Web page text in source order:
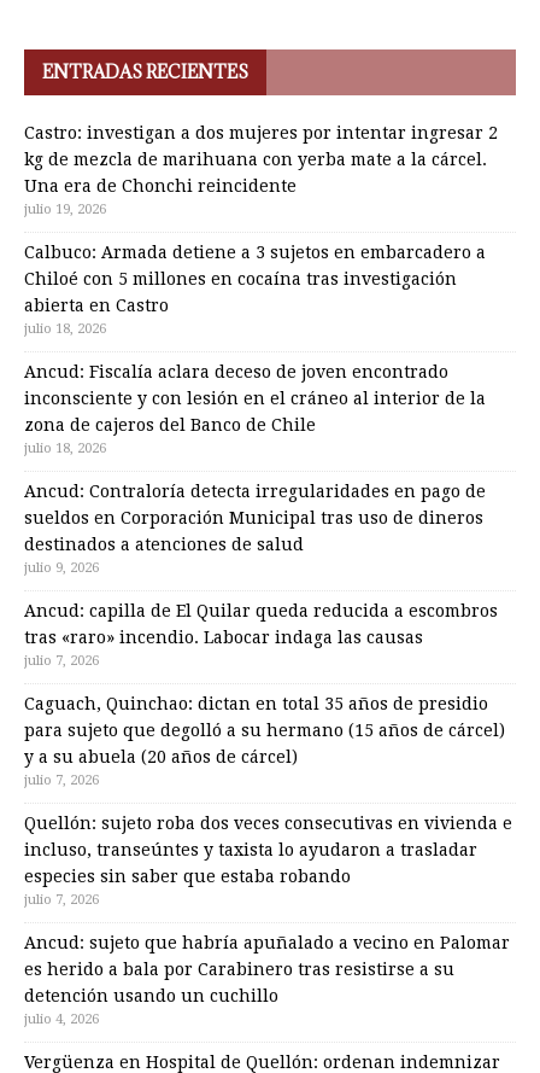
ENTRADAS RECIENTES
Castro: investigan a dos mujeres por intentar ingresar 2
kg de mezcla de marihuana con yerba mate a la cárcel.
Una era de Chonchi reincidente
julio 19, 2026
Calbuco: Armada detiene a 3 sujetos en embarcadero a
Chiloé con 5 millones en cocaína tras investigación
abierta en Castro
julio 18, 2026
Ancud: Fiscalía aclara deceso de joven encontrado
inconsciente y con lesión en el cráneo al interior de la
zona de cajeros del Banco de Chile
julio 18, 2026
Ancud: Contraloría detecta irregularidades en pago de
sueldos en Corporación Municipal tras uso de dineros
destinados a atenciones de salud
julio 9, 2026
Ancud: capilla de El Quilar queda reducida a escombros
tras «raro» incendio. Labocar indaga las causas
julio 7, 2026
Caguach, Quinchao: dictan en total 35 años de presidio
para sujeto que degolló a su hermano (15 años de cárcel)
y a su abuela (20 años de cárcel)
julio 7, 2026
Quellón: sujeto roba dos veces consecutivas en vivienda e
incluso, transeúntes y taxista lo ayudaron a trasladar
especies sin saber que estaba robando
julio 7, 2026
Ancud: sujeto que habría apuñalado a vecino en Palomar
es herido a bala por Carabinero tras resistirse a su
detención usando un cuchillo
julio 4, 2026
Vergüenza en Hospital de Quellón: ordenan indemnizar